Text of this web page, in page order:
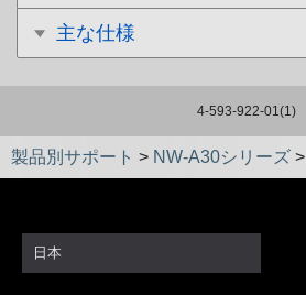
主な仕様
4-593-922-01(1)
製品別サポート > NW-A30シリーズ >
日本